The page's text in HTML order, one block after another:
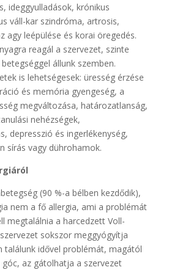
ideggyulladások, krónikus
váll-kar szindróma, artrosis,
agy leépülése és korai öregedés.
reagál a szervezet, szinte
állunk szemben.
is lehetségesek: üresség érzése
és memória gyengeség, a
megváltozása, határozatlanság,
nehézségek,
depresszió és ingerlékenység,
sírás vagy dührohamok.
(90 %-a bélben kezdődik),
nem a fő allergia, ami a problémát
megtalálnia a harcedzett Voll-
sokszor meggyógyítja
találunk idővel problémát, magától
az gátolhatja a szervezet